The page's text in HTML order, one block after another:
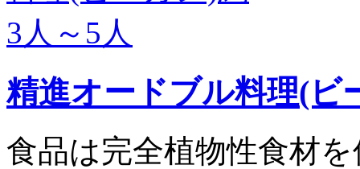
精進オードブル料理(ビ
食品は完全植物性食材